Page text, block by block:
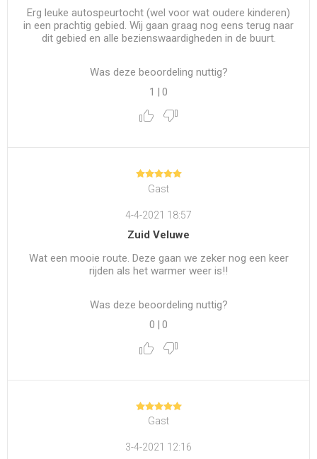
Erg leuke autospeurtocht (wel voor wat oudere kinderen)
in een prachtig gebied. Wij gaan graag nog eens terug naar
dit gebied en alle bezienswaardigheden in de buurt.
Was deze beoordeling nuttig?
1 | 0
Gast
4-4-2021 18:57
Zuid Veluwe
Wat een mooie route. Deze gaan we zeker nog een keer
rijden als het warmer weer is!!
Was deze beoordeling nuttig?
0 | 0
Gast
3-4-2021 12:16